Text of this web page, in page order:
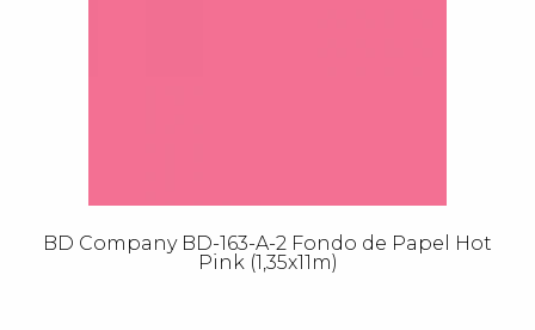
BD Company BD-163-A-2 Fondo de Papel Hot
Pink (1,35x11m)